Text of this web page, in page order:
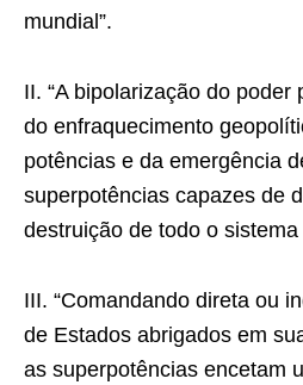
mundial”.
II. “A bipolarização do
do enfraquecimento
potências e da emergência
superpotências capazes de
destruição de todo o
III. “Comandando direta ou
de Estados abrigados em
as superpotências encetam